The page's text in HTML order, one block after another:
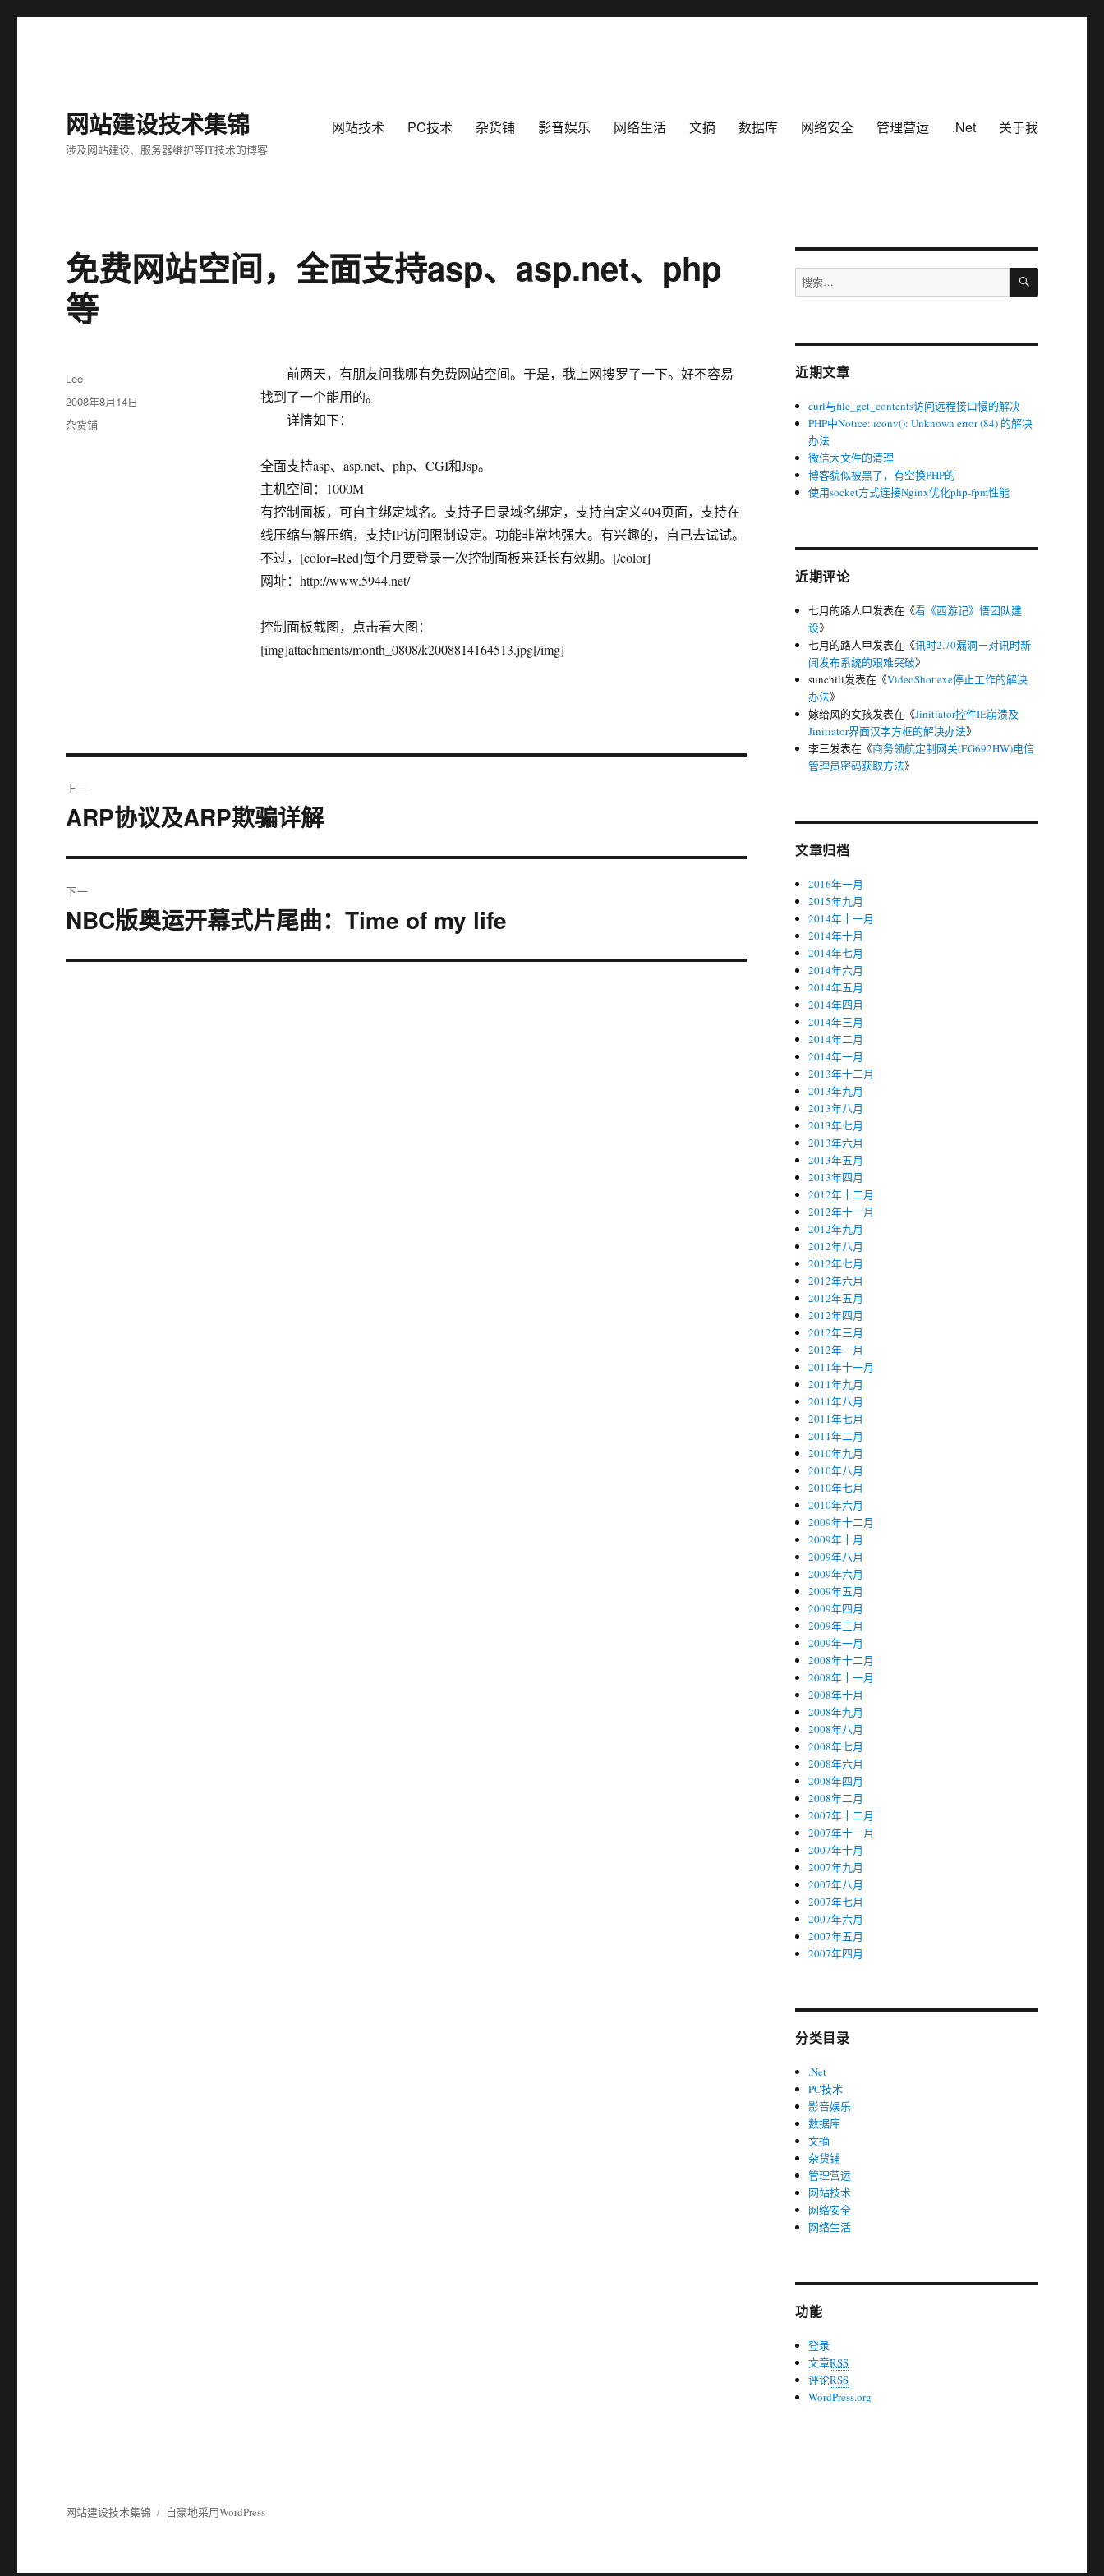
网站建设技术集锦
涉及网站建设、服务器维护等IT技术的博客
网站技术 PC技术 杂货铺 影音娱乐 网络生活 文摘 数据库 网络安全 管理营运 .Net 关于我
免费网站空间，全面支持asp、asp.net、php
等
前两天，有朋友问我哪有免费网站空间。于是，我上网搜罗了一下。好不容易
找到了一个能用的。
详情如下：
全面支持asp、asp.net、php、CGI和Jsp。
主机空间：1000M
有控制面板，可自主绑定域名。支持子目录域名绑定，支持自定义404页面，支持在
线压缩与解压缩，支持IP访问限制设定。功能非常地强大。有兴趣的，自己去试试。
不过，[color=Red]每个月要登录一次控制面板来延长有效期。[/color]
网址：http://www.5944.net/
控制面板截图，点击看大图：
[img]attachments/month_0808/k2008814164513.jpg[/img]
作
者
Lee
发
布
于
2008年8月14日
分
杂货铺
章
上一
上
文
章：
ARP协议及ARP欺骗详解
下一
下
文
NBC版奥运开幕式片尾曲：Time of my life
搜
索：
搜
近期文章
curl与file_get_contents访问远程接口慢的解决
PHP中Notice: iconv(): Unknown error (84) 的解决
办法
微信大文件的清理
博客貌似被黑了，有空换PHP的
使用socket方式连接Nginx优化php-fpm性能
近期评论
七月的路人甲发表在《看《西游记》悟团队建
设》
七月的路人甲发表在《讯时2.70漏洞－对讯时新
闻发布系统的艰难突破》
sunchili发表在《VideoShot.exe停止工作的解决
办法》
嫁给风的女孩发表在《Jinitiator控件IE崩溃及
Jinitiator界面汉字方框的解决办法》
李三发表在《商务领航定制网关(EG692HW)电信
管理员密码获取方法》
文章归档
2016年一月
2015年九月
2014年十一月
2014年十月
2014年七月
2014年六月
2014年五月
2014年四月
2014年三月
2014年二月
2014年一月
2013年十二月
2013年九月
2013年八月
2013年七月
2013年六月
2013年五月
2013年四月
2012年十二月
2012年十一月
2012年九月
2012年八月
2012年七月
2012年六月
2012年五月
2012年四月
2012年三月
2012年一月
2011年十一月
2011年九月
2011年八月
2011年七月
2011年二月
2010年九月
2010年八月
2010年七月
2010年六月
2009年十二月
2009年十月
2009年八月
2009年六月
2009年五月
2009年四月
2009年三月
2009年一月
2008年十二月
2008年十一月
2008年十月
2008年九月
2008年八月
2008年七月
2008年六月
2008年四月
2008年二月
2007年十二月
2007年十一月
2007年十月
2007年九月
2007年八月
2007年七月
2007年六月
2007年五月
2007年四月
分类目录
.Net
PC技术
影音娱乐
数据库
文摘
杂货铺
管理营运
网站技术
网络安全
网络生活
功能
登录
文章RSS
评论RSS
WordPress.org
网站建设技术集锦 自豪地采用WordPress